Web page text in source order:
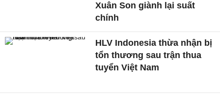
Xuân Son giành lại suất
chính
HLV Indonesia thừa nhận bị
tổn thương sau trận thua
tuyển Việt Nam